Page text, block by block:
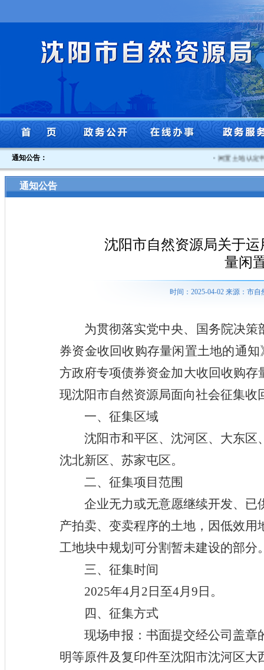
通知公告： 闲置土地认定
通知公告
沈阳市自然资源局关于
量闲
时间：2025-04-02 来源：市
为贯彻落实党中央、国务院决
券资金收回收购存量闲置土地的通
方政府专项债券资金加大收回收购
现沈阳市自然资源局面向社会征集收
一、征集区域
沈阳市和平区、沈河区、大东
沈北新区、苏家屯区。
二、征集项目范围
企业无力或无意愿继续开发、
产拍卖、变卖程序的土地，因低效
工地块中规划可分割暂未建设的部分
三、征集时间
2025年4月2日至4月9日。
四、征集方式
现场申报：书面提交经公司盖
明等原件及复印件至沈阳市沈河区大